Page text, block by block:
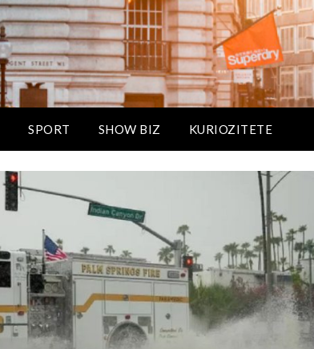
SPORT SHOW BIZ KURIOZITETE